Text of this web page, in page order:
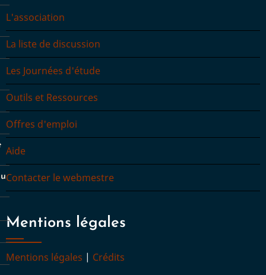
L'association
La liste de discussion
Les Journées d'étude
Outils et Ressources
Offres d'emploi
Aide
Contacter le webmestre
Mentions légales
Mentions légales | Crédits